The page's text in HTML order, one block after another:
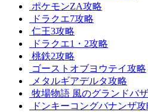
ポケモンZA攻略
ドラクエ7攻略
仁王3攻略
ドラクエ1・2攻略
桃鉄2攻略
ゴーストオブヨウテイ攻略
メタルギアデルタ攻略
牧場物語 風のグランドバ
ドンキーコングバナンザ攻